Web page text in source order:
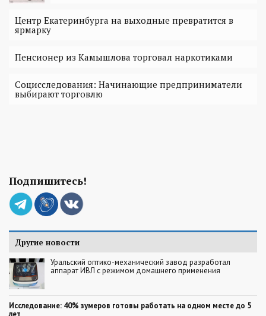
Центр Екатеринбурга на выходные превратится в
ярмарку
Пенсионер из Камышлова торговал наркотиками
Социсследования: Начинающие предприниматели
выбирают торговлю
Подпишитесь!
Другие новости
Уральский оптико-механический завод разработал
аппарат ИВЛ с режимом домашнего применения
Исследование: 40% зумеров готовы работать на одном месте до 5